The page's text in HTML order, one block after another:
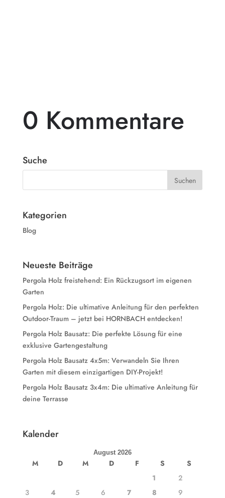
0 Kommentare
Suche
Kategorien
Blog
Neueste Beiträge
Pergola Holz freistehend: Ein Rückzugsort im eigenen
Garten
Pergola Holz: Die ultimative Anleitung für den perfekten
Outdoor-Traum – jetzt bei HORNBACH entdecken!
Pergola Holz Bausatz: Die perfekte Lösung für eine
exklusive Gartengestaltung
Pergola Holz Bausatz 4x5m: Verwandeln Sie Ihren
Garten mit diesem einzigartigen DIY-Projekt!
Pergola Holz Bausatz 3x4m: Die ultimative Anleitung für
deine Terrasse
Kalender
August 2026
M D M D F S
S
1
2
3
4 5 6 7 8
9